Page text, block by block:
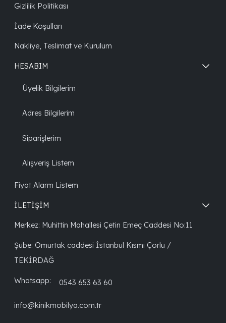
Gizlilik Politikası
İade Koşulları
Nakliye, Teslimat ve Kurulum
HESABIM
Üyelik Bilgilerim
Adres Bilgilerim
Siparişlerim
Alışveriş Listem
Fiyat Alarm Listem
İLETİŞİM
Merkez: Muhittin Mahallesi Çetin Emeç Caddesi No:11
Şube: Omurtak caddesi İstanbul Kısmı Çorlu /
TEKİRDAĞ
Whatsapp: 0543 653 63 60
info@kinikmobilya.com.tr